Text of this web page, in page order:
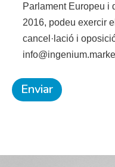
Parlament Europeu i
2016, podeu exercir
cancel·lació i